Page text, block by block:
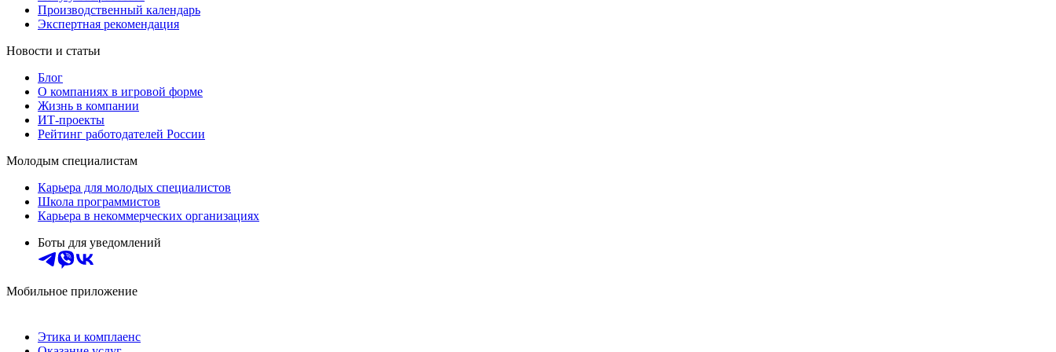
Производственный календарь
Экспертная рекомендация
Новости и статьи
Блог
О компаниях в игровой форме
Жизнь в компании
ИТ-проекты
Рейтинг работодателей России
Молодым специалистам
Карьера для молодых специалистов
Школа программистов
Карьера в некоммерческих организациях
Боты для уведомлений
Мобильное приложение
Этика и комплаенс